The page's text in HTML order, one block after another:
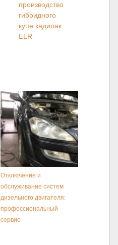
производство
гибридного
купе кадилак
ELR
Отключение и
обслуживание систем
дизельного двигателя:
профессиональный
сервис